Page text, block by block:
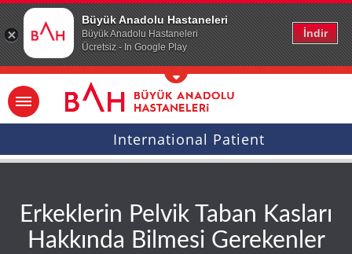
Büyük Anadolu Hastaneleri
Büyük Anadolu Hastaneleri
Ücretsiz - In Google Play
İndir
Ana icerige atla
International Patient
Erkeklerin Pelvik Taban Kasları
Hakkında Bilmesi Gerekenler